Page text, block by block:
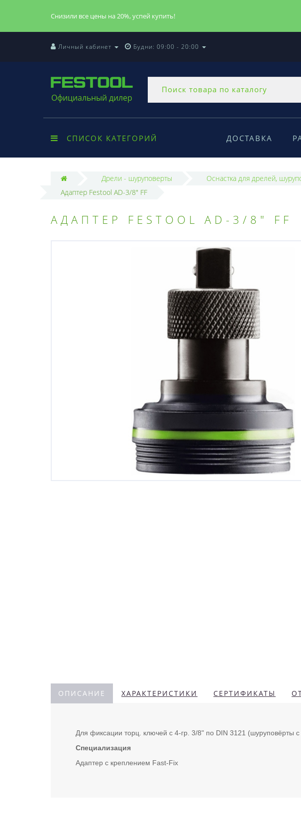
Снизили все цены на 20%, успей купить!
Личный кабинет Будни: 09:00 - 20:00
Официальный дилер
СПИСОК КАТЕГОРИЙ ДОСТАВКА
Дрели - шуруповерты Оснастка для дрелей,
Адаптер Festool AD-3/8" FF
АДАПТЕР FESTOOL AD-3/8" FF
ОПИСАНИЕ ХАРАКТЕРИСТИКИ СЕРТИФИКАТЫ
Для фиксации торц. ключей с 4-гр. 3/8" по DIN 3121 (шуруповёрты
Специализация
Адаптер с креплением Fast-Fix